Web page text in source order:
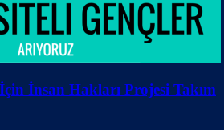
İnsan Hakları Projesi Takım